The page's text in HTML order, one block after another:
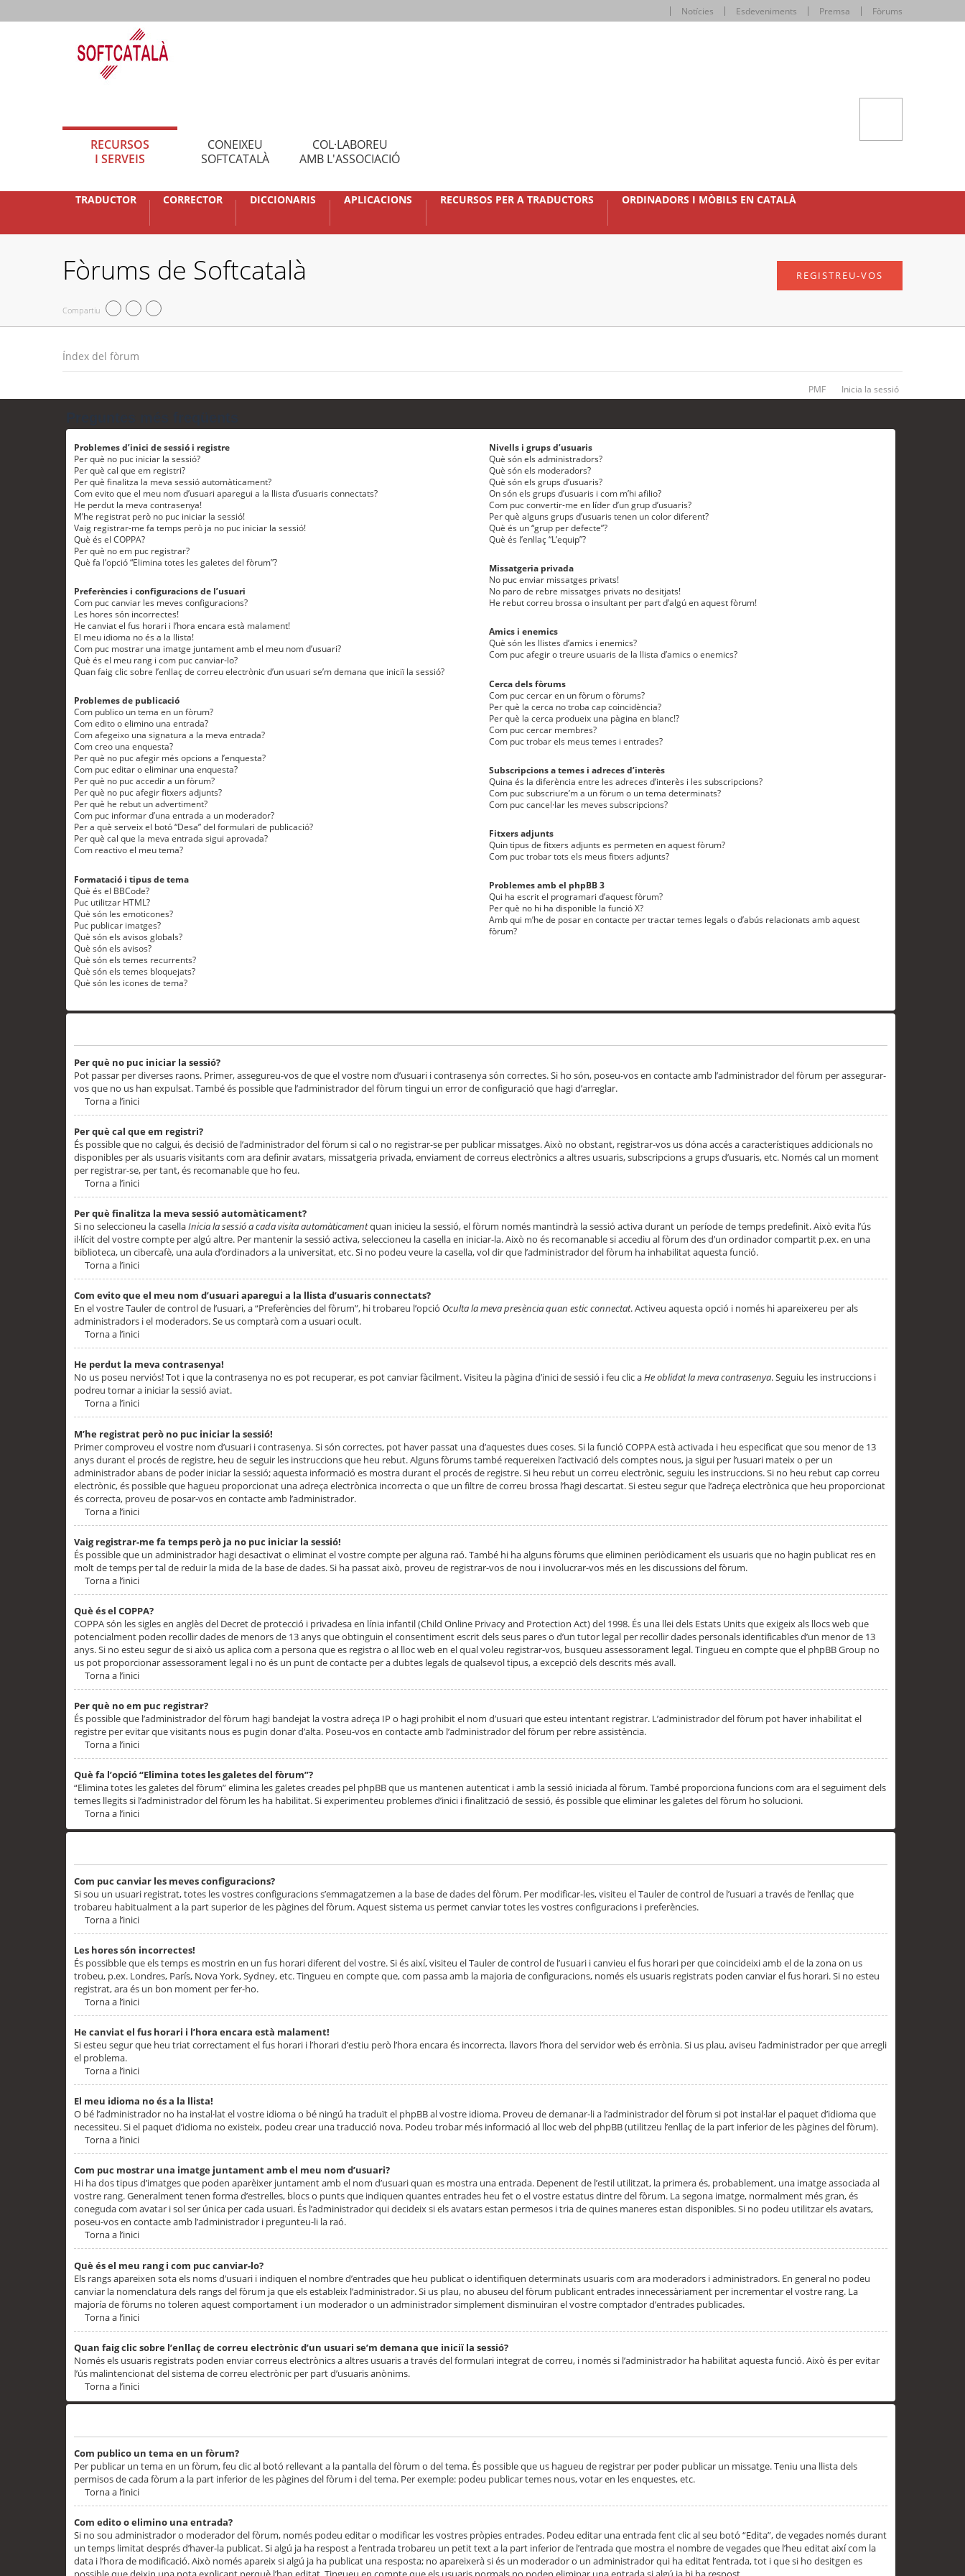
Notícies Esdeveniments Premsa Fòrums
RECURSOS
I SERVEIS
CONEIXEU
SOFTCATALÀ
COL·LABOREU
AMB L'ASSOCIACIÓ
TRADUCTOR CORRECTOR DICCIONARIS APLICACIONS RECURSOS PER A TRADUCTORS ORDINADORS I MÒBILS EN CATALÀ
Fòrums de Softcatalà
Compartiu
REGISTREU-VOS
Índex del fòrum
PMF Inicia la sessió
Problemes d’inici de sessió i registre
Per què no puc iniciar la sessió?
Per què cal que em registri?
Per què finalitza la meva sessió automàticament?
Com evito que el meu nom d’usuari aparegui a la llista d’usuaris connectats?
He perdut la meva contrasenya!
M’he registrat però no puc iniciar la sessió!
Vaig registrar-me fa temps però ja no puc iniciar la sessió!
Què és el COPPA?
Per què no em puc registrar?
Què fa l’opció “Elimina totes les galetes del fòrum”?
Preferències i configuracions de l’usuari
Com puc canviar les meves configuracions?
Les hores són incorrectes!
He canviat el fus horari i l’hora encara està malament!
El meu idioma no és a la llista!
Com puc mostrar una imatge juntament amb el meu nom d’usuari?
Què és el meu rang i com puc canviar-lo?
Quan faig clic sobre l’enllaç de correu electrònic d’un usuari se’m demana que iniciï la sessió?
Problemes de publicació
Com publico un tema en un fòrum?
Com edito o elimino una entrada?
Com afegeixo una signatura a la meva entrada?
Com creo una enquesta?
Per què no puc afegir més opcions a l’enquesta?
Com puc editar o eliminar una enquesta?
Per què no puc accedir a un fòrum?
Per què no puc afegir fitxers adjunts?
Per què he rebut un advertiment?
Com puc informar d’una entrada a un moderador?
Per a què serveix el botó “Desa” del formulari de publicació?
Per què cal que la meva entrada sigui aprovada?
Com reactivo el meu tema?
Formatació i tipus de tema
Què és el BBCode?
Puc utilitzar HTML?
Què són les emoticones?
Puc publicar imatges?
Què són els avisos globals?
Què són els avisos?
Què són els temes recurrents?
Què són els temes bloquejats?
Què són les icones de tema?
Nivells i grups d’usuaris
Què són els administradors?
Què són els moderadors?
Què són els grups d’usuaris?
On són els grups d’usuaris i com m’hi afilio?
Com puc convertir-me en líder d’un grup d’usuaris?
Per què alguns grups d’usuaris tenen un color diferent?
Què és un “grup per defecte”?
Què és l’enllaç “L’equip”?
Missatgeria privada
No puc enviar missatges privats!
No paro de rebre missatges privats no desitjats!
He rebut correu brossa o insultant per part d’algú en aquest fòrum!
Amics i enemics
Què són les llistes d’amics i enemics?
Com puc afegir o treure usuaris de la llista d’amics o enemics?
Cerca dels fòrums
Com puc cercar en un fòrum o fòrums?
Per què la cerca no troba cap coincidència?
Per què la cerca produeix una pàgina en blanc!?
Com puc cercar membres?
Com puc trobar els meus temes i entrades?
Subscripcions a temes i adreces d’interès
Quina és la diferència entre les adreces d’interès i les subscripcions?
Com puc subscriure’m a un fòrum o un tema determinats?
Com puc cancel·lar les meves subscripcions?
Fitxers adjunts
Quin tipus de fitxers adjunts es permeten en aquest fòrum?
Com puc trobar tots els meus fitxers adjunts?
Problemes amb el phpBB 3
Qui ha escrit el programari d’aquest fòrum?
Per què no hi ha disponible la funció X?
Amb qui m’he de posar en contacte per tractar temes legals o d’abús relacionats amb aquest
fòrum?
Per què no puc iniciar la sessió?
Pot passar per diverses raons. Primer, assegureu-vos de que el vostre nom d’usuari i contrasenya són correctes. Si ho són, poseu-vos en contacte amb l’administrador del fòrum per assegurar-
vos que no us han expulsat. També és possible que l’administrador del fòrum tingui un error de configuració que hagi d’arreglar.
Torna a l’inici
Per què cal que em registri?
És possible que no calgui, és decisió de l’administrador del fòrum si cal o no registrar-se per publicar missatges. Això no obstant, registrar-vos us dóna accés a característiques addicionals no
disponibles per als usuaris visitants com ara definir avatars, missatgeria privada, enviament de correus electrònics a altres usuaris, subscripcions a grups d’usuaris, etc. Només cal un moment
per registrar-se, per tant, és recomanable que ho feu.
Torna a l’inici
Per què finalitza la meva sessió automàticament?
Si no seleccioneu la casellaInicia la sessió a cada visita automàticamentquan inicieu la sessió, el fòrum només mantindrà la sessió activa durant un període de temps predefinit. Això evita l’ús
il·lícit del vostre compte per algú altre. Per mantenir la sessió activa, seleccioneu la casella en iniciar-la. Això no és recomanable si accediu al fòrum des d’un ordinador compartit p.ex. en una
biblioteca, un cibercafè, una aula d’ordinadors a la universitat, etc. Si no podeu veure la casella, vol dir que l’administrador del fòrum ha inhabilitat aquesta funció.
Torna a l’inici
Com evito que el meu nom d’usuari aparegui a la llista d’usuaris connectats?
En el vostre Tauler de control de l’usuari, a “Preferències del fòrum”, hi trobareu l’opció Oculta la meva presència quan estic connectat. Activeu aquesta opció i només hi apareixereu per als
administradors i el moderadors. Se us comptarà com a usuari ocult.
Torna a l’inici
He perdut la meva contrasenya!
No us poseu nerviós! Tot i que la contrasenya no es pot recuperar, es pot canviar fàcilment. Visiteu la pàgina d’inici de sessió i feu clic aHe oblidat la meva contrasenya. Seguiu les instruccions i
podreu tornar a iniciar la sessió aviat.
Torna a l’inici
M’he registrat però no puc iniciar la sessió!
Primer comproveu el vostre nom d’usuari i contrasenya. Si són correctes, pot haver passat una d’aquestes dues coses. Si la funció COPPA està activada i heu especificat que sou menor de 13
anys durant el procés de registre, heu de seguir les instruccions que heu rebut. Alguns fòrums també requereixen l’activació dels comptes nous, ja sigui per l’usuari mateix o per un
administrador abans de poder iniciar la sessió; aquesta informació es mostra durant el procés de registre. Si heu rebut un correu electrònic, seguiu les instruccions. Si no heu rebut cap correu
electrònic, és possible que hagueu proporcionat una adreça electrònica incorrecta o que un filtre de correu brossa l’hagi descartat. Si esteu segur que l’adreça electrònica que heu proporcionat
és correcta, proveu de posar-vos en contacte amb l’administrador.
Torna a l’inici
Vaig registrar-me fa temps però ja no puc iniciar la sessió!
És possible que un administrador hagi desactivat o eliminat el vostre compte per alguna raó. També hi ha alguns fòrums que eliminen periòdicament els usuaris que no hagin publicat res en
molt de temps per tal de reduir la mida de la base de dades. Si ha passat això, proveu de registrar-vos de nou i involucrar-vos més en les discussions del fòrum.
Torna a l’inici
Què és el COPPA?
COPPA són les sigles en anglès del Decret de protecció i privadesa en línia infantil (Child Online Privacy and Protection Act) del 1998. És una llei dels Estats Units que exigeix als llocs web que
potencialment poden recollir dades de menors de 13 anys que obtinguin el consentiment escrit dels seus pares o d’un tutor legal per recollir dades personals identificables d’un menor de 13
anys. Si no esteu segur de si això us aplica com a persona que es registra o al lloc web en el qual voleu registrar-vos, busqueu assessorament legal. Tingueu en compte que el phpBB Group no
us pot proporcionar assessorament legal i no és un punt de contacte per a dubtes legals de qualsevol tipus, a excepció dels descrits més avall.
Torna a l’inici
Per què no em puc registrar?
És possible que l’administrador del fòrum hagi bandejat la vostra adreça IP o hagi prohibit el nom d’usuari que esteu intentant registrar. L’administrador del fòrum pot haver inhabilitat el
registre per evitar que visitants nous es pugin donar d’alta. Poseu-vos en contacte amb l’administrador del fòrum per rebre assistència.
Torna a l’inici
Què fa l’opció “Elimina totes les galetes del fòrum”?
“Elimina totes les galetes del fòrum” elimina les galetes creades pel phpBB que us mantenen autenticat i amb la sessió iniciada al fòrum. També proporciona funcions com ara el seguiment dels
temes llegits si l’administrador del fòrum les ha habilitat. Si experimenteu problemes d’inici i finalització de sessió, és possible que eliminar les galetes del fòrum ho solucioni.
Torna a l’inici
Com puc canviar les meves configuracions?
Si sou un usuari registrat, totes les vostres configuracions s’emmagatzemen a la base de dades del fòrum. Per modificar-les, visiteu el Tauler de control de l’usuari a través de l’enllaç que
trobareu habitualment a la part superior de les pàgines del fòrum. Aquest sistema us permet canviar totes les vostres configuracions i preferències.
Torna a l’inici
Les hores són incorrectes!
És possibble que els temps es mostrin en un fus horari diferent del vostre. Si és així, visiteu el Tauler de control de l’usuari i canvieu el fus horari per que coincideixi amb el de la zona on us
trobeu, p.ex. Londres, París, Nova York, Sydney, etc. Tingueu en compte que, com passa amb la majoria de configuracions, només els usuaris registrats poden canviar el fus horari. Si no esteu
registrat, ara és un bon moment per fer-ho.
Torna a l’inici
He canviat el fus horari i l’hora encara està malament!
Si esteu segur que heu triat correctament el fus horari i l’horari d’estiu però l’hora encara és incorrecta, llavors l’hora del servidor web és errònia. Si us plau, aviseu l’administrador per que arregli
el problema.
Torna a l’inici
El meu idioma no és a la llista!
O bé l’administrador no ha instal·lat el vostre idioma o bé ningú ha traduït el phpBB al vostre idioma. Proveu de demanar-li a l’administrador del fòrum si pot instal·lar el paquet d’idioma que
necessiteu. Si el paquet d’idioma no existeix, podeu crear una traducció nova. Podeu trobar més informació al lloc web del phpBB (utilitzeu l’enllaç de la part inferior de les pàgines del fòrum).
Torna a l’inici
Com puc mostrar una imatge juntament amb el meu nom d’usuari?
Hi ha dos tipus d’imatges que poden aparèixer juntament amb el nom d’usuari quan es mostra una entrada. Depenent de l’estil utilitzat, la primera és, probablement, una imatge associada al
vostre rang. Generalment tenen forma d’estrelles, blocs o punts que indiquen quantes entrades heu fet o el vostre estatus dintre del fòrum. La segona imatge, normalment més gran, és
coneguda com avatar i sol ser única per cada usuari. És l’administrador qui decideix si els avatars estan permesos i tria de quines maneres estan disponibles. Si no podeu utilitzar els avatars,
poseu-vos en contacte amb l’administrador i pregunteu-li la raó.
Torna a l’inici
Què és el meu rang i com puc canviar-lo?
Els rangs apareixen sota els noms d’usuari i indiquen el nombre d’entrades que heu publicat o identifiquen determinats usuaris com ara moderadors i administradors. En general no podeu
canviar la nomenclatura dels rangs del fòrum ja que els estableix l’administrador. Si us plau, no abuseu del fòrum publicant entrades innecessàriament per incrementar el vostre rang. La
majoría de fòrums no toleren aquest comportament i un moderador o un administrador simplement disminuiran el vostre comptador d’entrades publicades.
Torna a l’inici
Quan faig clic sobre l’enllaç de correu electrònic d’un usuari se’m demana que iniciï la sessió?
Només els usuaris registrats poden enviar correus electrònics a altres usuaris a través del formulari integrat de correu, i només si l’administrador ha habilitat aquesta funció. Això és per evitar
l’ús malintencionat del sistema de correu electrònic per part d’usuaris anònims.
Torna a l’inici
Com publico un tema en un fòrum?
Per publicar un tema en un fòrum, feu clic al botó rellevant a la pantalla del fòrum o del tema. És possible que us hagueu de registrar per poder publicar un missatge. Teniu una llista dels
permisos de cada fòrum a la part inferior de les pàgines del fòrum i del tema. Per exemple: podeu publicar temes nous, votar en les enquestes, etc.
Torna a l’inici
Com edito o elimino una entrada?
Si no sou administrador o moderador del fòrum, només podeu editar o modificar les vostres pròpies entrades. Podeu editar una entrada fent clic al seu botó “Edita”, de vegades només durant
un temps limitat després d’haver-la publicat. Si algú ja ha respost a l’entrada trobareu un petit text a la part inferior de l’entrada que mostra el nombre de vegades que l’heu editat així com la
data i l’hora de modificació. Això només apareix si algú ja ha publicat una resposta; no apareixerà si és un moderador o un administrador qui ha editat l’entrada, tot i que si ho desitgen es